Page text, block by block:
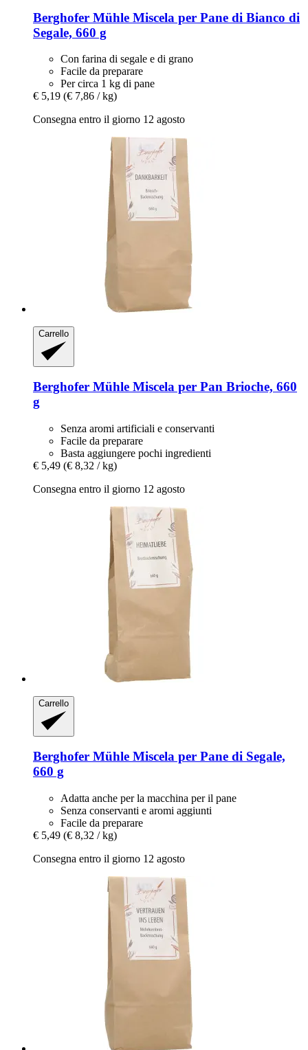
Berghofer Mühle Miscela per Pane di Bianco di
Segale, 660 g
Con farina di segale e di grano
Facile da preparare
Per circa 1 kg di pane
€ 5,19 (€ 7,86 / kg)
Consegna entro il giorno 12 agosto
Carrello
Berghofer Mühle Miscela per Pan Brioche, 660
g
Senza aromi artificiali e conservanti
Facile da preparare
Basta aggiungere pochi ingredienti
€ 5,49 (€ 8,32 / kg)
Consegna entro il giorno 12 agosto
Carrello
Berghofer Mühle Miscela per Pane di Segale,
660 g
Adatta anche per la macchina per il pane
Senza conservanti e aromi aggiunti
Facile da preparare
€ 5,49 (€ 8,32 / kg)
Consegna entro il giorno 12 agosto